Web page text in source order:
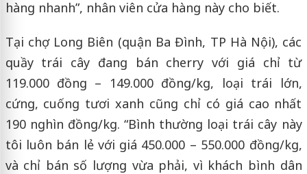
hàng nhanh”, nhân viên cửa hàng này cho biết.
Tại chợ Long Biên (quận Ba Đình, TP Hà Nội), các
quầy trái cây đang bán cherry với giá chỉ từ
119.000 đồng – 149.000 đồng/kg, loại trái lớn,
cứng, cuống tươi xanh cũng chỉ có giá cao nhất
190 nghìn đồng/kg. “Bình thường loại trái cây này
tôi luôn bán lẻ với giá 450.000 – 550.000 đồng/kg,
và chỉ bán số lượng vừa phải, vì khách bình dân